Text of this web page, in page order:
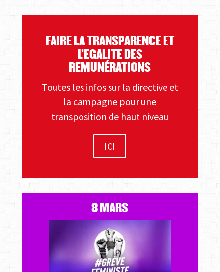
FAIRE LA TRANSPARENCE ET
L'EGALITE DES
REMUNÉRATIONS
Toutes les infos sur la directive et
la campagne pour une
transposition de haut niveau
ICI
8 MARS